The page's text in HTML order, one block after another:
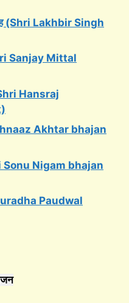
(Shri Lakhbir Singh
Sanjay Mittal
Hansraj
Akhtar bhajan
Sonu Nigam bhajan
Paudwal